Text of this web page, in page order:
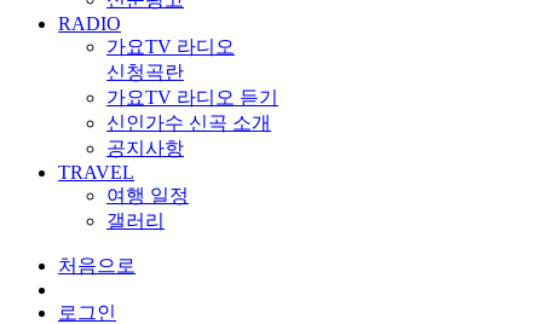
RADIO
가요TV 라디오
신청곡란
가요TV 라디오 듣기
신인가수 신곡 소개
공지사항
TRAVEL
여행 일정
갤러리
처음으로
로그인